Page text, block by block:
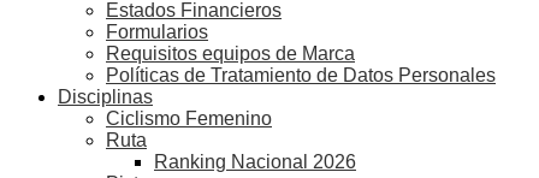
Estados Financieros
Formularios
Requisitos equipos de Marca
Políticas de Tratamiento de Datos Personales
Disciplinas
Ciclismo Femenino
Ruta
Ranking Nacional 2026